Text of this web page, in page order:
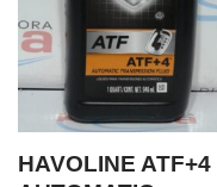
HAVOLINE ATF+4